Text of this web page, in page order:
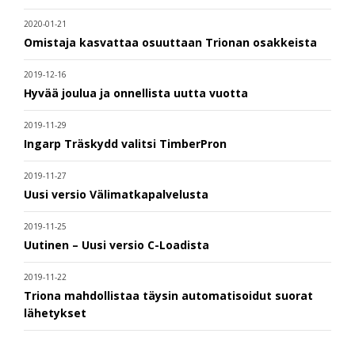
2020-01-21
Omistaja kasvattaa osuuttaan Trionan osakkeista
2019-12-16
Hyvää joulua ja onnellista uutta vuotta
2019-11-29
Ingarp Träskydd valitsi TimberPron
2019-11-27
Uusi versio Välimatkapalvelusta
2019-11-25
Uutinen – Uusi versio C-Loadista
2019-11-22
Triona mahdollistaa täysin automatisoidut suorat
lähetykset